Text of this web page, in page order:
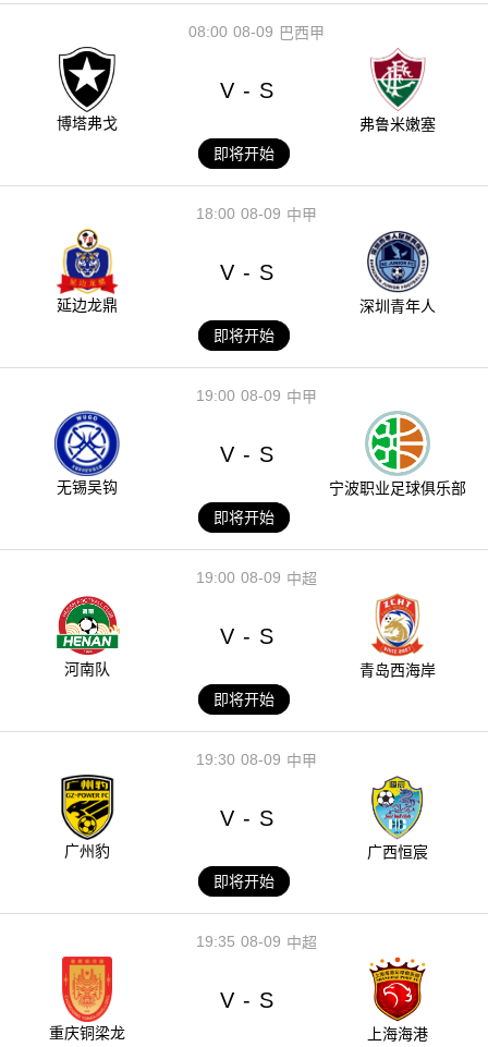
08-09
08:00 巴西甲
博塔弗戈
V - S
弗鲁米嫩塞
即将开始
08-09
18:00 中甲
延边龙鼎
V - S
深圳青年人
即将开始
08-09
19:00 中甲
无锡吴钩
V - S
宁波职业足球俱乐部
即将开始
08-09
19:00 中超
河南队
V - S
青岛西海岸
即将开始
08-09
19:30 中甲
广州豹
V - S
广西恒宸
即将开始
08-09
19:35 中超
重庆铜梁龙
V - S
上海海港